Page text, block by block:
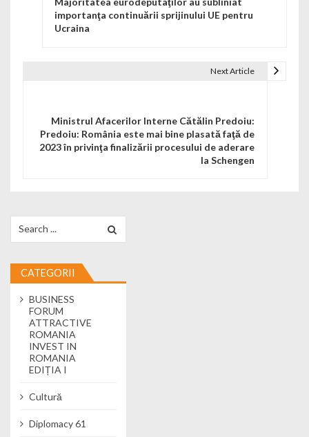
importanţa continuării sprijinului UE pentru
Ucraina
Next Article
Ministrul Afacerilor Interne Cătălin Predoiu:
Predoiu: România este mai bine plasată faţă de
2023 în privinţa finalizării procesului de aderare
la Schengen
CATEGORII
BUSINESS
FORUM
ATTRACTIVE
ROMANIA
INVEST IN
ROMANIA
EDIȚIA I
Cultură
Diplomacy 61